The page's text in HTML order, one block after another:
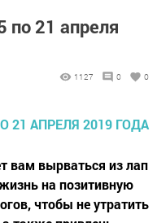
по 21 апреля
1127 0 0
вам вырваться из лап
на позитивную
чтобы не утратить